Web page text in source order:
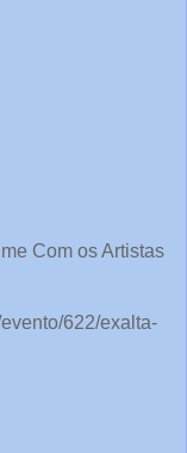
Com os Artistas
622/exalta-